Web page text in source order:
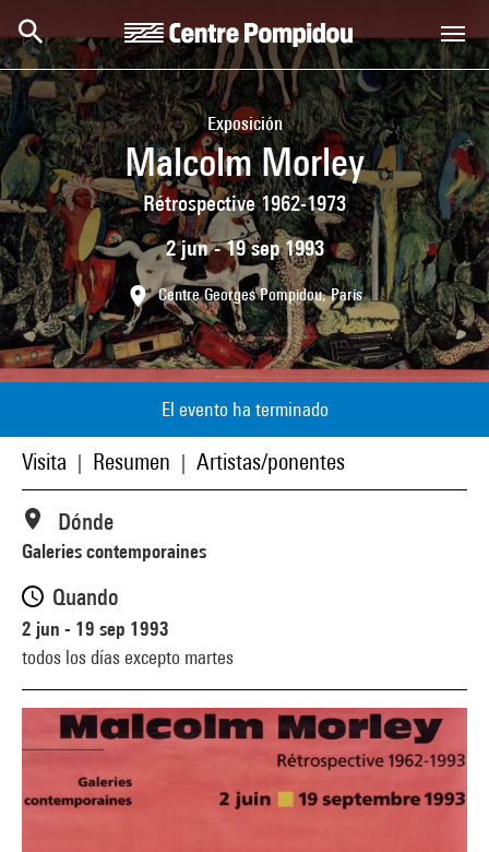
Exposición
Malcolm Morley
Rétrospective 1962-1973
2 jun - 19 sep 1993
Centre Georges Pompidou, Paris
El evento ha terminado
Visita Resumen Artistas/ponentes
Dónde
Galeries contemporaines
Quando
2 jun - 19 sep 1993
todos los días excepto martes